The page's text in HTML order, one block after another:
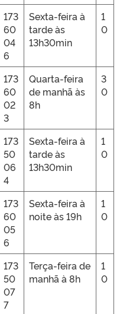
173
60
04
6
Sexta-feira à
tarde às
13h30min
1
0
173
60
02
3
Quarta-feira
de manhã às
8h
3
0
173
50
06
4
Sexta-feira à
tarde às
13h30min
1
0
173
60
05
6
Sexta-feira à
noite às 19h
1
0
173
50
07
7
Terça-feira de
manhã à 8h
1
0